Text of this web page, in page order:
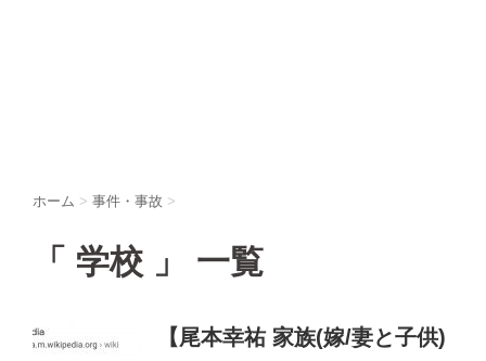
ホーム > 事件・事故 >
「 学校 」 一覧
【尾本幸祐 家族(嫁/妻と子供)